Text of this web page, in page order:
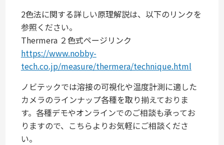
2色法に関する詳しい原理解説は、以下のリンクを
参照ください。
Thermera ２色式ページリンク
https://www.nobby-
tech.co.jp/measure/thermera/technique.html
ノビテックでは溶接の可視化や温度計測に適した
カメラのラインナップ各種を取り揃えておりま
す。各種デモやオンラインでのご相談も承ってお
りますので、こちらよりお気軽にご相談くださ
い。